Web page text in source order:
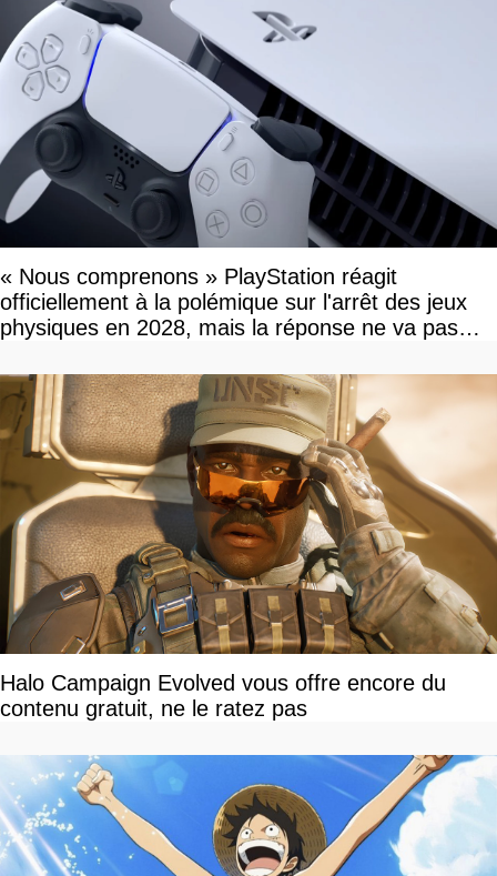
« Nous comprenons » PlayStation réagit
officiellement à la polémique sur l'arrêt des jeux
physiques en 2028, mais la réponse ne va pas
Halo Campaign Evolved vous offre encore du
contenu gratuit, ne le ratez pas